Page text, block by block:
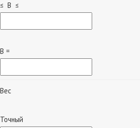
≤ B ≤
B =
Вес
Точный